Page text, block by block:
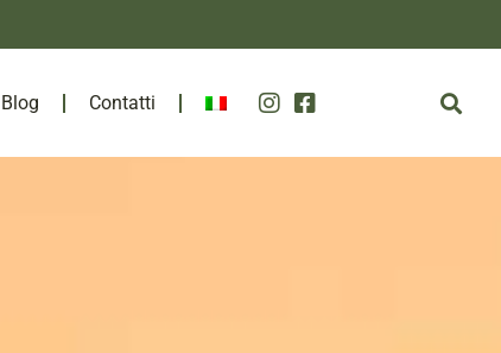
Blog Contatti